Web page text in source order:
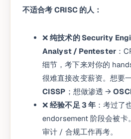
不适合考 CRISC 的人：
❌纯技术的 Security
Analyst / Pentester：
细节，考下来对你的
很难直接改变薪资。想要
CISSP ；想做渗透 →
❌经验不足 3 年 ：考过了
endorsement 阶段会被
审计 / 合规工作再考。